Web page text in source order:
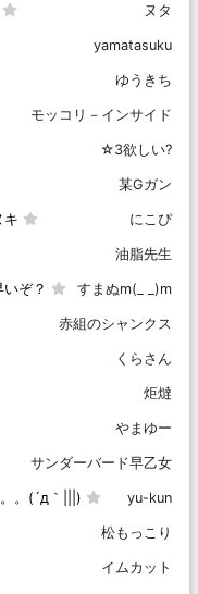
ヌタ
yamatasuku
ゆうきち
モッコリ－インサイド
☆3欲しい?
某Gガン
キ にこぴ
油脂先生
ぞ？ すまぬm(_ _)m
赤組のシャンクス
くらさん
炬燵
やまゆー
サンダーバード早乙女
。(´д｀|||) yu-kun
松もっこり
イムカット